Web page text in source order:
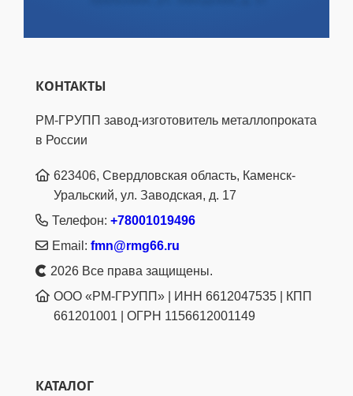
КОНТАКТЫ
РМ-ГРУПП завод-изготовитель металлопроката
в России
623406, Свердловская область, Каменск-
Уральский, ул. Заводская, д. 17
Телефон: +78001019496
Email: fmn@rmg66.ru
2026 Все права защищены.
ООО «РМ-ГРУПП» | ИНН 6612047535 | КПП
661201001 | ОГРН 1156612001149
КАТАЛОГ